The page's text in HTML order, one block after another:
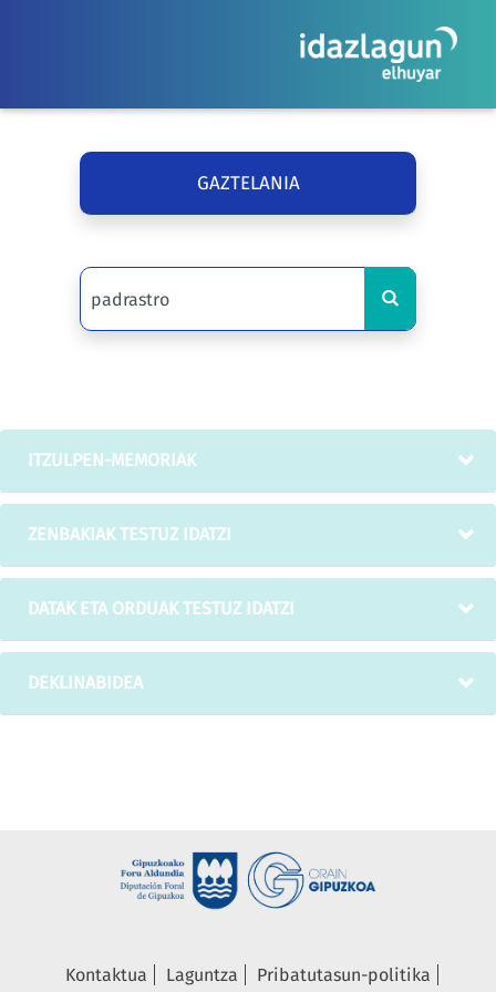
GAZTELANIA
ITZULPEN-MEMORIAK
ZENBAKIAK TESTUZ IDATZI
DATAK ETA ORDUAK TESTUZ IDATZI
DEKLINABIDEA
Kontaktua Laguntza
Pribatutasun-politika